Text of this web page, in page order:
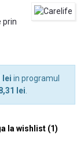
prin
lei in programul
lei.
la wishlist (1)